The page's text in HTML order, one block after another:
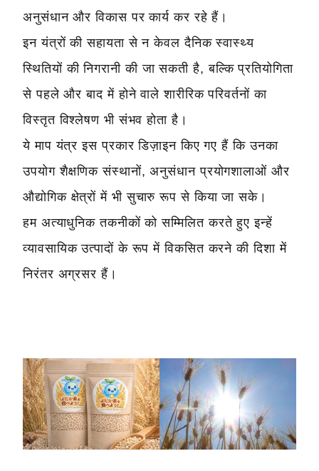
अनुसंधान और विकास पर कार्य कर रहे हैं।
इन यंत्रों की सहायता से न केवल दैनिक स्वास्थ्य
स्थितियों की निगरानी की जा सकती है, बल्कि प्रतियोगिता
से पहले और बाद में होने वाले शारीरिक परिवर्तनों का
विस्तृत विश्लेषण भी संभव होता है।
ये माप यंत्र इस प्रकार डिज़ाइन किए गए हैं कि उनका
उपयोग शैक्षणिक संस्थानों, अनुसंधान प्रयोगशालाओं और
औद्योगिक क्षेत्रों में भी सुचारु रूप से किया जा सके।
हम अत्याधुनिक तकनीकों को सम्मिलित करते हुए इन्हें
व्यावसायिक उत्पादों के रूप में विकसित करने की दिशा में
निरंतर अग्रसर हैं।